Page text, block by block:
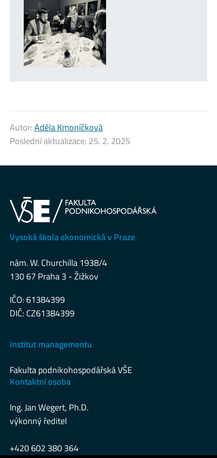
Autor:Adéla Kmoníčková
Poslední aktualizace: 25. 2. 2025
Vysoká škola ekonomická v Praze
nám. W. Churchilla 1938/4
130 67 Praha 3 - Žižkov
IČO: 61384399
DIČ: CZ61384399
Institut managementu
Fakulta podnikohospodářská VŠE
Kontaktní osoba
Ing. Jan Wegert, Ph.D.
výkonný ředitel
+420 602 380 364